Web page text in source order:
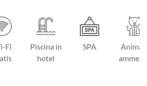
Fi
Piscina in
hotel
SPA
Animali